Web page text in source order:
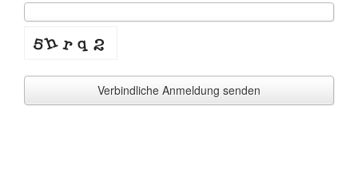
Verbindliche Anmeldung senden